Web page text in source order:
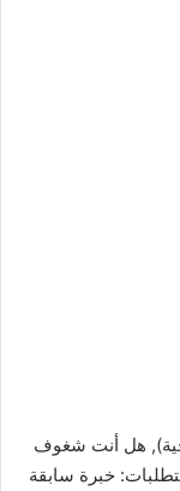
هل أنت شغوف
خبرة سابقة